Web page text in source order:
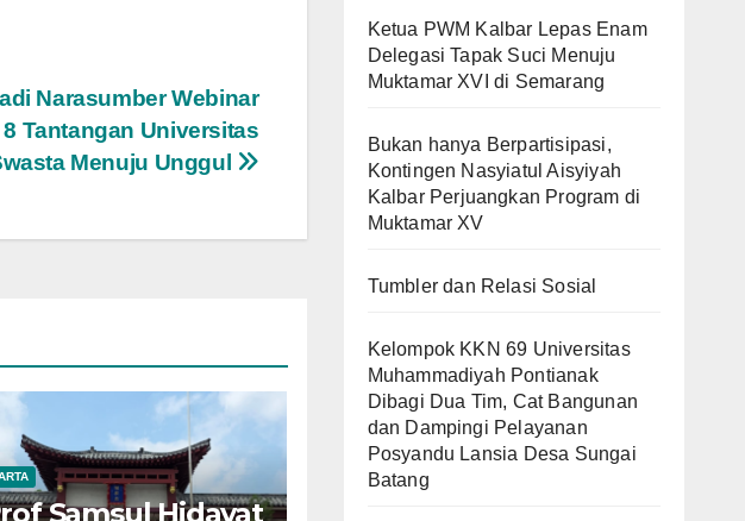
Narasumber Webinar
Tantangan Universitas
Menuju Unggul
Samsul Hidayat
Ketua PWM Kalbar Lepas Enam
Delegasi Tapak Suci Menuju
Muktamar XVI di Semarang
Bukan hanya Berpartisipasi,
Kontingen Nasyiatul Aisyiyah
Kalbar Perjuangkan Program di
Muktamar XV
Tumbler dan Relasi Sosial
Kelompok KKN 69 Universitas
Muhammadiyah Pontianak
Dibagi Dua Tim, Cat Bangunan
dan Dampingi Pelayanan
Posyandu Lansia Desa Sungai
Batang